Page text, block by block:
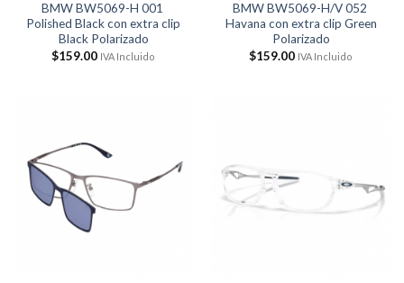
BMW BW5069-H 001
Polished Black con extra clip
Black Polarizado
$159.00 IVA Incluido
BMW BW5069-H/V 052
Havana con extra clip Green
Polarizado
$159.00 IVA Incluido